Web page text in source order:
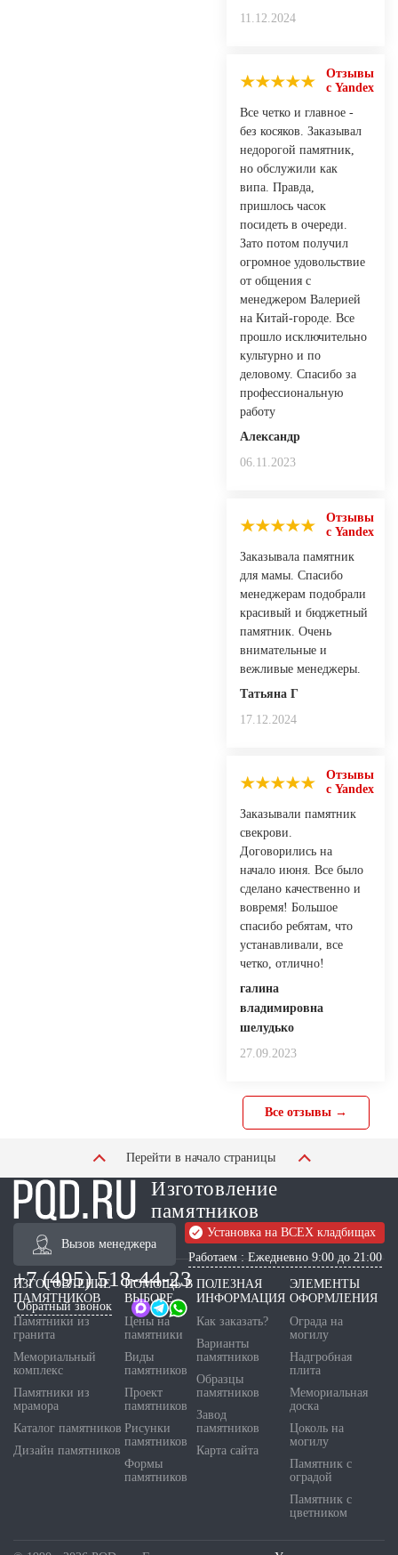
11.12.2024
Отзывы
с Yandex
Все четко и главное -
без косяков. Заказывал
недорогой памятник,
но обслужили как
випа. Правда,
пришлось часок
посидеть в очереди.
Зато потом получил
огромное удовольствие
от общения с
менеджером Валерией
на Китай-городе. Все
прошло исключительно
культурно и по
деловому. Спасибо за
профессиональную
работу
Александр
06.11.2023
Отзывы
с Yandex
Заказывала памятник
для мамы. Спасибо
менеджерам подобрали
красивый и бюджетный
памятник. Очень
внимательные и
вежливые менеджеры.
Татьяна Г
17.12.2024
Отзывы
с Yandex
Заказывали памятник
свекрови.
Договорились на
начало июня. Все было
сделано качественно и
вовремя! Большое
спасибо ребятам, что
устанавливали, все
четко, отлично!
галина
владимировна
шелудько
27.09.2023
Все отзывы →
Перейти в начало страницы
Изготовление
памятников
Вызов менеджера
Установка на ВСЕХ кладбищах
Работаем : Ежедневно 9:00 до 21:00
+7 (495) 518-44-23
Обратный звонок
ИЗГОТОВЛЕНИЕ
ПАМЯТНИКОВ
Памятники из
гранита
Мемориальный
комплекс
Памятники из
мрамора
Каталог памятников
Дизайн памятников
ПОМОЩЬ В
ВЫБОРЕ
Цены на
памятники
Виды
памятников
Проект
памятников
Рисунки
памятников
Формы
памятников
ПОЛЕЗНАЯ
ИНФОРМАЦИЯ
Как заказать?
Варианты
памятников
Образцы
памятников
Завод
памятников
Карта сайта
ЭЛЕМЕНТЫ
ОФОРМЛЕНИЯ
Ограда на
могилу
Надгробная
плита
Мемориальная
доска
Цоколь на
могилу
Памятник с
оградой
Памятник с
цветником